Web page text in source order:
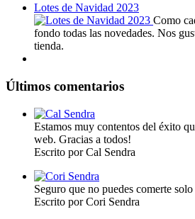
Lotes de Navidad 2023
Como
fondo todas las novedades. Nos
tienda.
Últimos comentarios
Estamos muy contentos del éxito
web. Gracias a todos!
Escrito por Cal Sendra
Seguro que no puedes comerte
Escrito por Cori Sendra